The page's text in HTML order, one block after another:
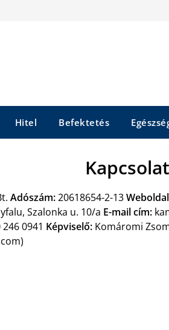
Hitel Befektetés
Kapcsolat
Adószám:20618654-2-13
Szalonka u. 10/a E-mail cím:
0941 Képviselő: Komáromi
)